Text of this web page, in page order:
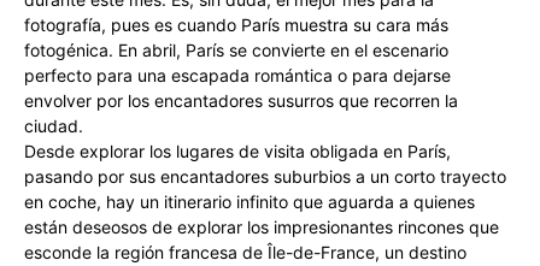
fotografía, pues es cuando París muestra su cara más
fotogénica. En abril, París se convierte en el escenario
perfecto para una escapada romántica o para dejarse
envolver por los encantadores susurros que recorren la
ciudad.
Desde explorar los lugares de visita obligada en París,
pasando por sus encantadores suburbios a un corto trayecto
en coche, hay un itinerario infinito que aguarda a quienes
están deseosos de explorar los impresionantes rincones que
esconde la región francesa de Île-de-France, un destino